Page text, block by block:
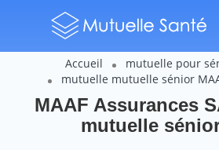
Accueil
mutuelle pour
mutuelle mutuelle sénior
MAAF Assurances
mutuelle